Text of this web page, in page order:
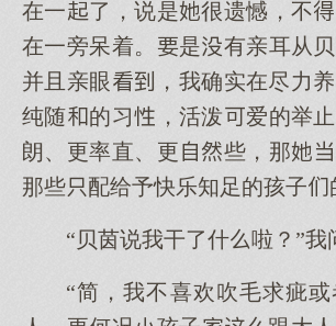
在一了，说是很遗憾，不
在一旁呆着。是有亲耳从
并且亲眼，我确实在尽力
纯随的习，活泼爱的举
朗、更率直、更些，那
那些配给予快乐知足的孩子
“贝茵说我干了什啦？”我
“简，我不喜欢吹毛求疵